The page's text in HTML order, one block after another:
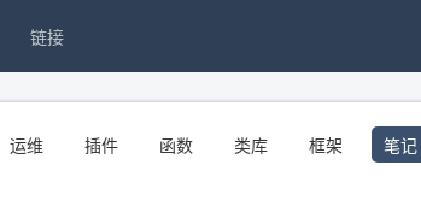
链接
运维 插件 函数 类库 框架 笔记